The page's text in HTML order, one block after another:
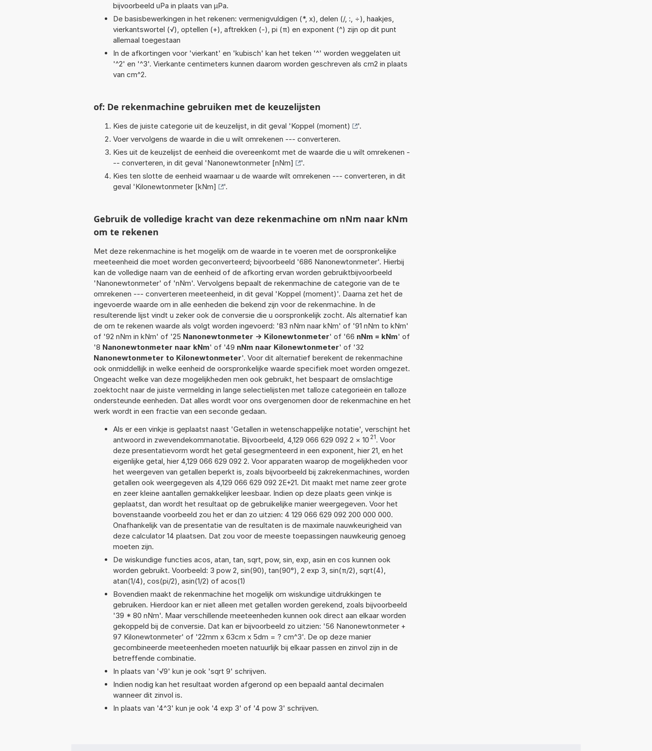
bijvoorbeeld uPa in plaats van µPa.
De basisbewerkingen in het rekenen: vermenigvuldigen (*, x), delen (/, :, ÷), haakjes,
vierkantswortel (√), optellen (+), aftrekken (-), pi (π) en exponent (^) zijn op dit punt
allemaal toegestaan
In de afkortingen voor 'vierkant' en 'kubisch' kan het teken '^' worden weggelaten uit
'^2' en '^3'. Vierkante centimeters kunnen daarom worden geschreven als cm2 in plaats
van cm^2.
of: De rekenmachine gebruiken met de keuzelijsten
Kies de juiste categorie uit de keuzelijst, in dit geval 'Koppel (moment)
'.
Voer vervolgens de waarde in die u wilt omrekenen --- converteren.
Kies uit de keuzelijst de eenheid die overeenkomt met de waarde die u wilt omrekenen -
-- converteren, in dit geval 'Nanonewtonmeter [nNm]
'.
Kies ten slotte de eenheid waarnaar u de waarde wilt omrekenen --- converteren, in dit
geval 'Kilonewtonmeter [kNm] '.
Gebruik de volledige kracht van deze rekenmachine om nNm naar kNm
om te rekenen
Met deze rekenmachine is het mogelijk om de waarde in te voeren met de oorspronkelijke
meeteenheid die moet worden geconverteerd; bijvoorbeeld '686 Nanonewtonmeter'. Hierbij
kan de volledige naam van de eenheid of de afkorting ervan worden gebruiktbijvoorbeeld
'Nanonewtonmeter' of 'nNm'. Vervolgens bepaalt de rekenmachine de categorie van de te
omrekenen --- converteren meeteenheid, in dit geval 'Koppel (moment)'. Daarna zet het de
ingevoerde waarde om in alle eenheden die bekend zijn voor de rekenmachine. In de
resulterende lijst vindt u zeker ook de conversie die u oorspronkelijk zocht. Als alternatief kan
de om te rekenen waarde als volgt worden ingevoerd: '83 nNm naar kNm' of '91 nNm to kNm'
of '92 nNm in kNm' of '25 Nanonewtonmeter -> Kilonewtonmeter' of '66 nNm = kNm' of
'8 Nanonewtonmeter naar kNm' of '49 nNm naar Kilonewtonmeter' of '32
Nanonewtonmeter to Kilonewtonmeter'. Voor dit alternatief berekent de rekenmachine
ook onmiddellijk in welke eenheid de oorspronkelijke waarde specifiek moet worden omgezet.
Ongeacht welke van deze mogelijkheden men ook gebruikt, het bespaart de omslachtige
zoektocht naar de juiste vermelding in lange selectielijsten met talloze categorieën en talloze
ondersteunde eenheden. Dat alles wordt voor ons overgenomen door de rekenmachine en het
werk wordt in een fractie van een seconde gedaan.
Als er een vinkje is geplaatst naast 'Getallen in wetenschappelijke notatie', verschijnt het
antwoord in zwevendekommanotatie. Bijvoorbeeld, 4,129 066 629 092 2 × 10 21. Voor
deze presentatievorm wordt het getal gesegmenteerd in een exponent, hier 21, en het
eigenlijke getal, hier 4,129 066 629 092 2. Voor apparaten waarop de mogelijkheden voor
het weergeven van getallen beperkt is, zoals bijvoorbeeld bij zakrekenmachines, worden
getallen ook weergegeven als 4,129 066 629 092 2E+21. Dit maakt met name zeer grote
en zeer kleine aantallen gemakkelijker leesbaar. Indien op deze plaats geen vinkje is
geplaatst, dan wordt het resultaat op de gebruikelijke manier weergegeven. Voor het
bovenstaande voorbeeld zou het er dan zo uitzien: 4 129 066 629 092 200 000 000.
Onafhankelijk van de presentatie van de resultaten is de maximale nauwkeurigheid van
deze calculator 14 plaatsen. Dat zou voor de meeste toepassingen nauwkeurig genoeg
moeten zijn.
De wiskundige functies acos, atan, tan, sqrt, pow, sin, exp, asin en cos kunnen ook
worden gebruikt. Voorbeeld: 3 pow 2, sin(90), tan(90°), 2 exp 3, sin(π/2), sqrt(4),
atan(1/4), cos(pi/2), asin(1/2) of acos(1)
Bovendien maakt de rekenmachine het mogelijk om wiskundige uitdrukkingen te
gebruiken. Hierdoor kan er niet alleen met getallen worden gerekend, zoals bijvoorbeeld
'39 * 80 nNm'. Maar verschillende meeteenheden kunnen ook direct aan elkaar worden
gekoppeld bij de conversie. Dat kan er bijvoorbeeld zo uitzien: '56 Nanonewtonmeter +
97 Kilonewtonmeter' of '22mm x 63cm x 5dm = ? cm^3'. De op deze manier
gecombineerde meeteenheden moeten natuurlijk bij elkaar passen en zinvol zijn in de
betreffende combinatie.
In plaats van '√9' kun je ook 'sqrt 9' schrijven.
Indien nodig kan het resultaat worden afgerond op een bepaald aantal decimalen
wanneer dit zinvol is.
In plaats van '4^3' kun je ook '4 exp 3' of '4 pow 3' schrijven.